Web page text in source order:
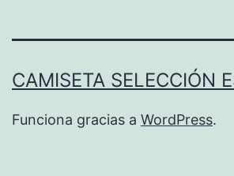
CAMISETA SELECCIÓN
Funciona gracias a WordPress.